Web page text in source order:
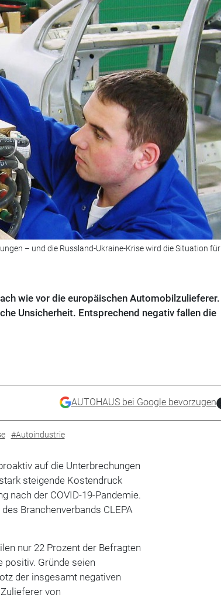
– und die Russland-Ukraine-Krise wird die Situation für
wie vor die europäischen Automobilzulieferer.
Unsicherheit. Entsprechend negativ fallen die
AUTOHAUS bei Google bevorzugen
#Autoindustrie
auf die Unterbrechungen
steigende Kostendruck
nach der COVID-19-Pandemie.
Branchenverbands CLEPA
nur 22 Prozent der Befragten
positiv. Gründe seien
der insgesamt negativen
von